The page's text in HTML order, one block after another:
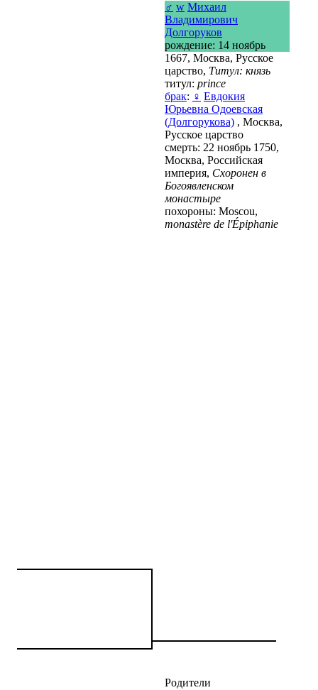
♂ w Михаил
Владимирович
Долгоруков
рождение: 14 ноябрь
1667, Москва, Русское
царство, Титул: князь
титул: prince
брак: ♀ Евдокия
Юрьевна Одоевская
(Долгорукова) , Москва,
Русское царство
смерть: 22 ноябрь 1750,
Москва, Российская
империя, Схоронен в
Богоявленском
монастыре
похороны: Moscou,
monastère de l'Épiphanie
Родители